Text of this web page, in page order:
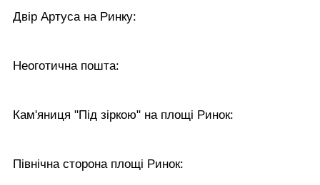
Двір Артуса на Ринку:
Неоготична пошта:
Кам'яниця "Під зіркою" на площі Ринок:
Північна сторона площі Ринок: